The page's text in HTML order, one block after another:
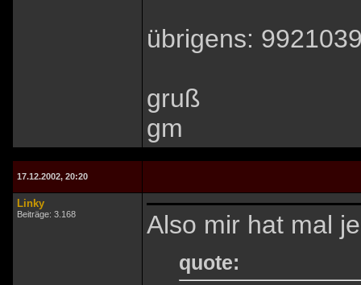
übrigens:
gruß
gm
17.12.2002, 20:20
Linky
Beiträge: 3.168 Also mir hat mal
quote: